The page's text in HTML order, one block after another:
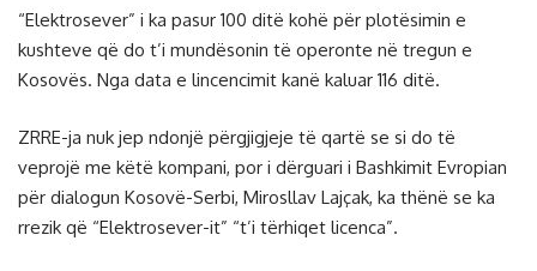
“Elektrosever” i ka pasur 100 ditë kohë për plotësimin e
kushteve që do t’i mundësonin të operonte në tregun e
Kosovës. Nga data e lincencimit kanë kaluar 116 ditë.
ZRRE-ja nuk jep ndonjë përgjigjeje të qartë se si do të
veprojë me këtë kompani, por i dërguari i Bashkimit Evropian
për dialogun Kosovë-Serbi, Mirosllav Lajçak, ka thënë se ka
rrezik që “Elektrosever-it” “t’i tërhiqet licenca”.